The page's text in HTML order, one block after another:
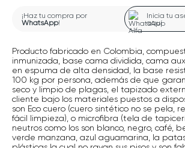
¡Haz tu compra por
WhatsApp!
Inicia tu
aquí
Producto fabricado en Colombia,
inmunizada, base cama dividida, cama
en espuma de alta densidad, la base
100 kg por persona, además de que
seco y limpio de plagas, el tapizado
cliente bajo los materiales puestos a
son Eco cuero (cuero sintético no se pela,
fácil limpieza), o microfibra (tela de
neutros como los son blanco, negro, café,
verde manzana, azul aguamarina, la